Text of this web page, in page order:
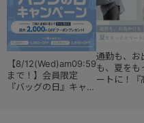
【8/12(Wed)am09:59
まで！】会員限定
『バッグの日』キャン
通勤も、お
も、夏をも
ートに！『